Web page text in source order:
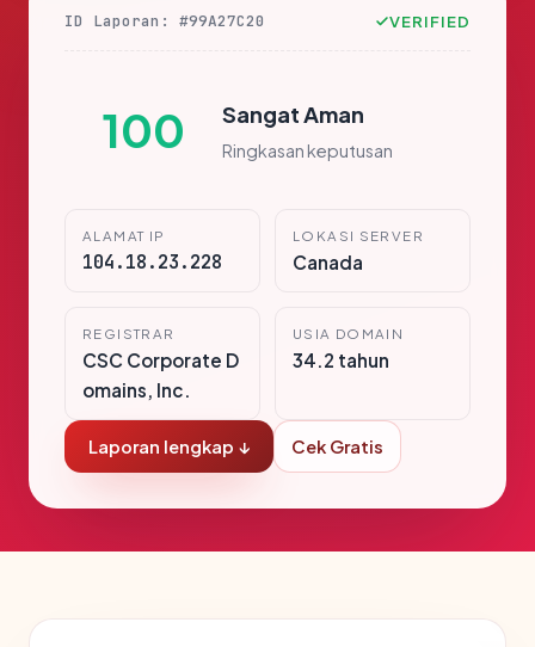
ID Laporan: #99A27C20 VERIFIED
100 Sangat Aman
Ringkasan keputusan
ALAMAT IP
104.18.23.228
LOKASI SERVER
Canada
REGISTRAR
CSC Corporate D
omains, Inc.
USIA DOMAIN
34.2 tahun
Laporan lengkap ↓ Cek Gratis